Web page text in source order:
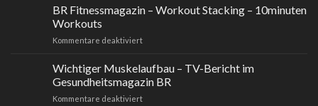
aber
Fachzeitschrift
Physiotherapeuten
Mai
BR Fitnessmagazin – Workout Stacking – 10minuten
Workouts
Kommentare deaktiviertfür
Fitnessmagazin
Workout
Stacking
Wichtiger Muskelaufbau – TV-Bericht im
Gesundheitsmagazin BR
Kommentare deaktiviertfür